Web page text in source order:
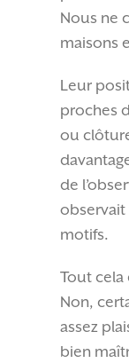
Nous ne
maisons
Leur
proches
ou
de
motifs.
Tout cela
Non,
assez
bien